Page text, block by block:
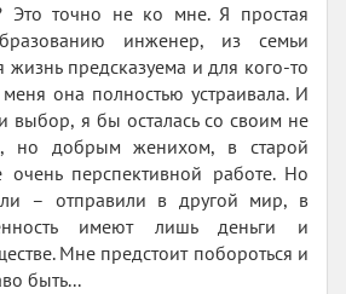
Это точно не ко мне. Я простая
инженер, из семьи
жизнь предсказуема и для кого-то
она полностью устраивала. И
выбор, я бы осталась со своим не
но добрым женихом, в старой
перспективной работе. Но
– отправили в другой мир, в
имеют лишь деньги и
Мне предстоит побороться и
быть...